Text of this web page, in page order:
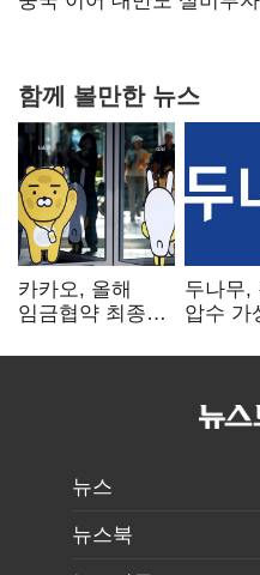
함께 볼만한 뉴스
카카오, 올해
임금협약 최종
인상·격려금
두나무,
압수 가
커스터
뉴스
뉴스북